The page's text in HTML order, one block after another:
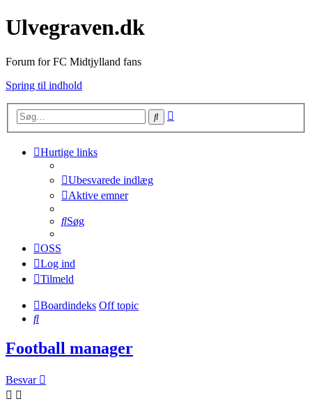
Ulvegraven.dk
Forum for FC Midtjylland fans
Spring til indhold
Søg
Hurtige links
Ubesvarede indlæg
Aktive emner
Søg
OSS
Log ind
Tilmeld
Boardindeks Off topic
Søg
Football manager
Besvar